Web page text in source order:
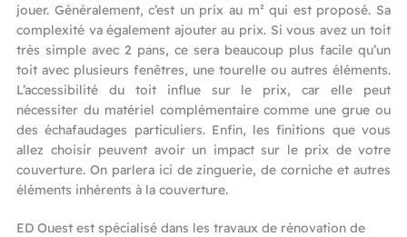
jouer. Généralement, c’est un prix au m² qui est proposé. Sa
complexité va également ajouter au prix. Si vous avez un toit
très simple avec 2 pans, ce sera beaucoup plus facile qu’un
toit avec plusieurs fenêtres, une tourelle ou autres éléments.
L’accessibilité du toit influe sur le prix, car elle peut
nécessiter du matériel complémentaire comme une grue ou
des échafaudages particuliers. Enfin, les finitions que vous
allez choisir peuvent avoir un impact sur le prix de votre
couverture. On parlera ici de zinguerie, de corniche et autres
éléments inhérents à la couverture.
ED Ouest est spécialisé dans les travaux de rénovation de